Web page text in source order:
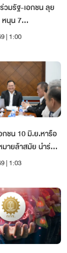
มรัฐ-เอกชน ลุย
นุน 7
าหมาย
| 1:00
ชน 10 มิ.ย.หารือ
ายล้าสมัย นำร่อง
กิจ| 1:03